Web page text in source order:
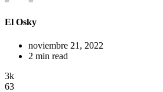
El Osky
noviembre 21, 2022
2 min read
3k
63